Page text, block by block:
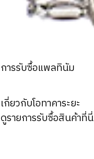
การรับซื้อแพลทินัม
เกี่ยวกับโอทาคาระยะ
ดูรายการรับซื้อสินค้าที่นี่